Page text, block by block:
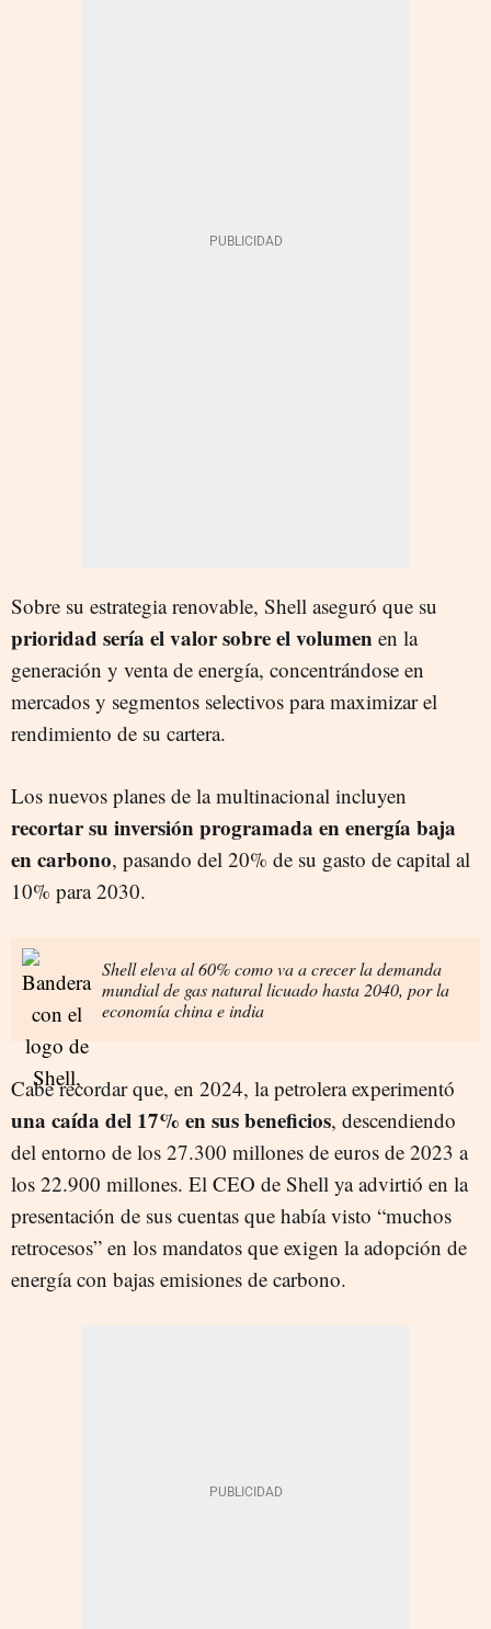
Sobre su estrategia renovable, Shell aseguró que su
prioridad sería el valor sobre el volumen en la
generación y venta de energía, concentrándose en
mercados y segmentos selectivos para maximizar el
rendimiento de su cartera.
Los nuevos planes de la multinacional incluyen
recortar su inversión programada en energía baja
en carbono, pasando del 20% de su gasto de capital al
10% para 2030.
Shell eleva al 60% como va a crecer la demanda
mundial de gas natural licuado hasta 2040, por la
economía china e india
Cabe recordar que, en 2024, la petrolera experimentó
una caída del 17% en sus beneficios, descendiendo
del entorno de los 27.300 millones de euros de 2023 a
los 22.900 millones. El CEO de Shell ya advirtió en la
presentación de sus cuentas que había visto “muchos
retrocesos” en los mandatos que exigen la adopción de
energía con bajas emisiones de carbono.